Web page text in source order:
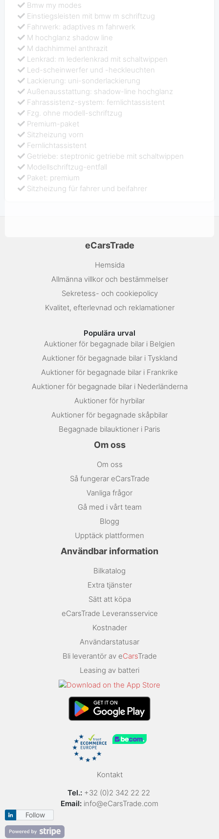
Bmw my modes
Einstiegsleisten mit bmw m schriftzug
Fahrwerk: adaptives m fahrwerk
M hochglanz shadow line
M dachhimmel anthrazit
Lenkrad: m lederlenkrad mit schaltwippen
Led-scheinwerfer und -heckleuchten
Lackierung: uni-sonderlackierung
Außenausstattung: shadow-line hochglanz
Fahrassistenz-system: fernlichtassistent
Fzg. ohne modell-schriftzug
Premium-paket
Sitzheizung vorn
Fernlichtassistent
Getriebe: steptronic getriebe mit schaltwippen
Modellschriftzug-entfall
Paket: premium
Sitzheizung für fahrer und beifahrer
eCarsTrade
Hemsida
Allmänna villkor och bestämmelser
Sekretess- och cookiepolicy
Kvalitet, efterlevnad och reklamationer
Populära urval
Auktioner för begagnade bilar i Belgien
Auktioner för begagnade bilar i Tyskland
Auktioner för begagnade bilar i Frankrike
Auktioner för begagnade bilar i Nederländerna
Auktioner för hyrbilar
Auktioner för begagnade skåpbilar
Begagnade bilauktioner i Paris
Om oss
Om oss
Så fungerar eCarsTrade
Vanliga frågor
Gå med i vårt team
Blogg
Upptäck plattformen
Användbar information
Bilkatalog
Extra tjänster
Sätt att köpa
eCarsTrade Leveransservice
Kostnader
Användarstatusar
Bli leverantör av eCarsTrade
Leasing av batteri
Kontakt
Tel.: +32 (0)2 342 22 22
Email: info@eCarsTrade.com
Follow